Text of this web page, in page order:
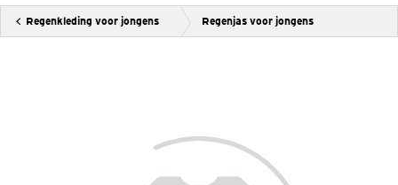
Regenkleding voor jongens Regenjas voor jongens